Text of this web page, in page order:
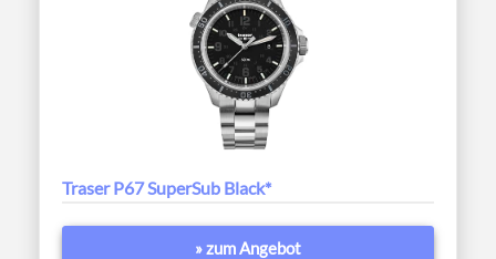
Traser P67 SuperSub Black*
» zum Angebot